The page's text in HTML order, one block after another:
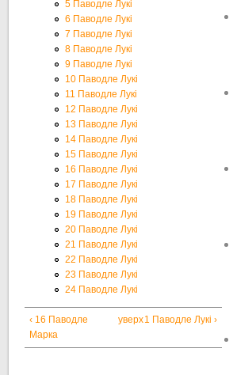
5 Паводле Лукі
6 Паводле Лукі
7 Паводле Лукі
8 Паводле Лукі
9 Паводле Лукі
10 Паводле Лукі
11 Паводле Лукі
12 Паводле Лукі
13 Паводле Лукі
14 Паводле Лукі
15 Паводле Лукі
16 Паводле Лукі
17 Паводле Лукі
18 Паводле Лукі
19 Паводле Лукі
20 Паводле Лукі
21 Паводле Лукі
22 Паводле Лукі
23 Паводле Лукі
24 Паводле Лукі
‹ 16 Паводле
Марка
уверх1 Паводле Лукі ›